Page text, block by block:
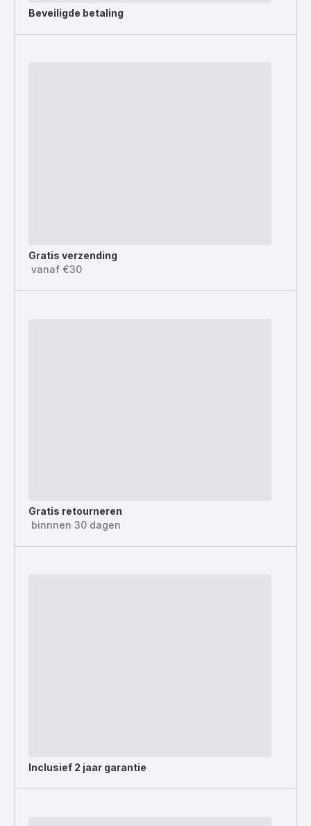
Beveiligde betaling
Gratis verzending
vanaf €30
Gratis retourneren
binnnen 30 dagen
Inclusief 2 jaar garantie